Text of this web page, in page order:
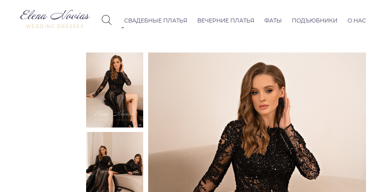
WEDDING DRESSES
СВАДЕБНЫЕ ПЛАТЬЯ
Athens
Melody
Vienna
Dubai Couture
Rome
ВЕЧЕРНИЕ ПЛАТЬЯ
ФАТЫ
Фаты Athens
Фаты Dubai Couture
Фаты Rome
ПОДЪЮБНИКИ О НАС